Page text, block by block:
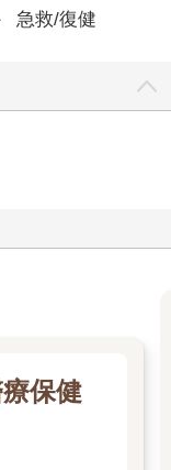
急救/復健
保健